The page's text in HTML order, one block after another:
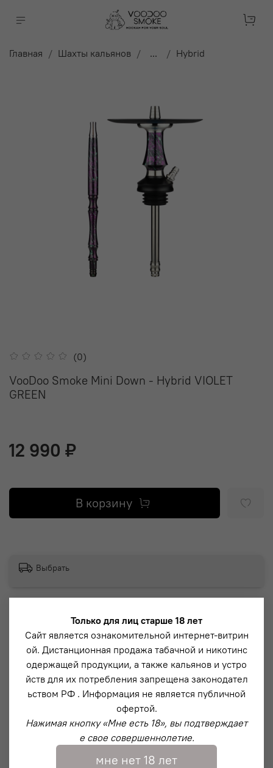
Главная Шахты кальянов ... Hybrid
(0)
VooDoo Smoke Mini Down - Hybrid VIOLET
GREEN
12 990 ₽
В корзину
Выбрать
Модель Down Micro – микро модель классического
кальяна с эффектной продувкой из-под блюдца
(напоминающая водопад). Данная система разработана
нашей компанией в 2019 году и пользуется
популярностью по сей день.
Описание
Магнитный коннектор на притирке с технологией
“Magnet Shield” – которая защищает магнит от
физического воздействия и максимально продлевает
Только для лиц старше 18 лет
Сайт является ознакомительной интернет-витрин
ой. Дистанционная продажа табачной и никотинс
одержащей продукции, а также кальянов и устро
йств для их потребления запрещена законодател
ьством РФ . Информация не является публичной
офертой.
Нажимая кнопку «Мне есть 18», вы подтверждает
е свое совершеннолетие.
мне нет 18 лет